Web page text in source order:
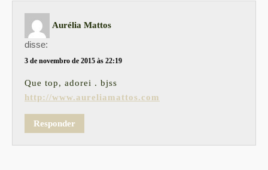
Aurélia Mattos
disse:
3 de novembro de 2015 às 22:19
Que top, adorei . bjss
http://www.aureliamattos.com
Responder